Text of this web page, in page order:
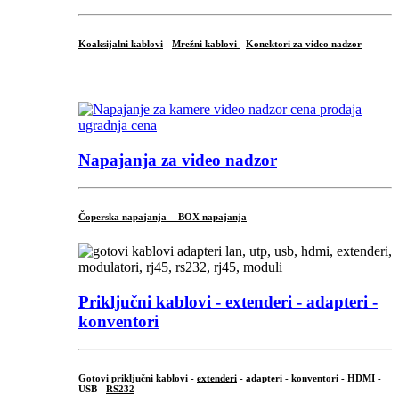
Koaksijalni kablovi - Mrežni kablovi - Konektori za video nadzor
Napajanja za video nadzor
Čoperska napajanja - BOX napajanja
Priključni kablovi - extenderi - adapteri -
konventori
Gotovi priključni kablovi - extenderi - adapteri - konventori - HDMI -
USB - RS232